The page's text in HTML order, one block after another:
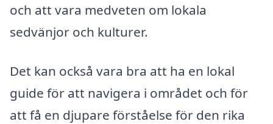
och att vara medveten om lokala
sedvänjor och kulturer.
Det kan också vara bra att ha en lokal
guide för att navigera i området och för
att få en djupare förståelse för den rika